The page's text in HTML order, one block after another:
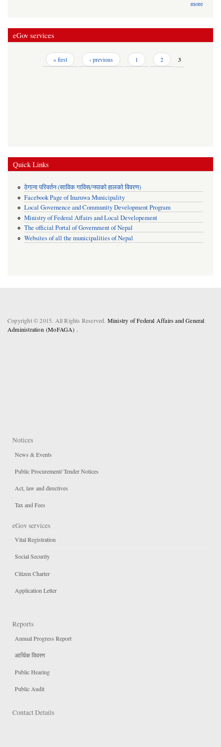
more
eGov services
« first ‹ previous 1 2 3
Quick Links
ठेगाना परिवर्तन (साविक गाविस/नपाको हालको विवरण)
Facebook Page of Inaruwa Municipality
Local Governence and Community Development Program
Ministry of Federal Affairs and Local Developement
The official Portal of Government of Nepal
Websites of all the municipalities of Nepal
Copyright © 2015. All Rights Reserved. Ministry of Federal Affairs and General
Administration (MoFAGA) .
Notices
News & Events
Public Procurement/ Tender Notices
Act, law and directives
Tax and Fees
eGov services
Vital Registration
Social Security
Citizen Charter
Application Letter
Reports
Annual Progress Report
आर्थिक विवरण
Public Hearing
Public Audit
Contact Details